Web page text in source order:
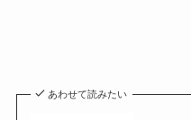
あわせて読みたい